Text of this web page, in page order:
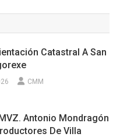
Catastral A San
CMM
Antonio Mondragón
De Villa